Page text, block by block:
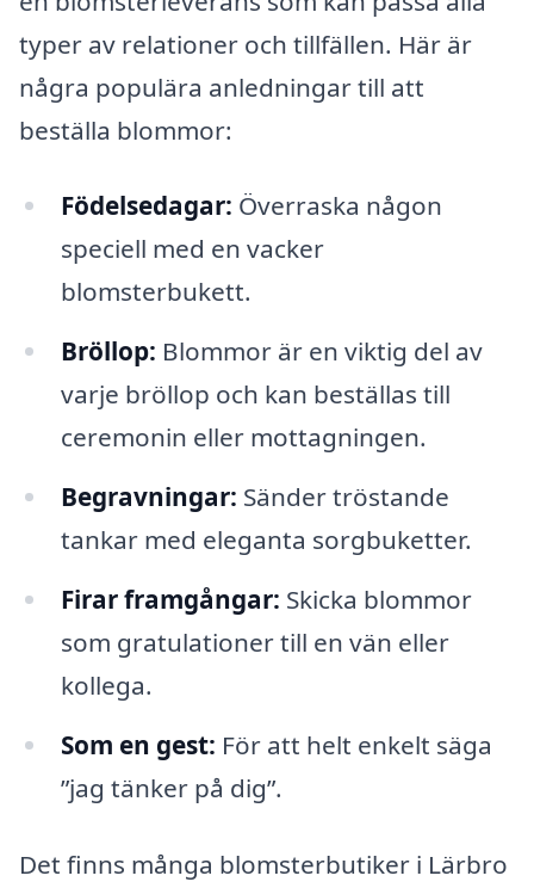
typer av relationer och tillfällen. Här är
några populära anledningar till att
beställa blommor:
Födelsedagar: Överraska någon
speciell med en vacker
blomsterbukett.
Bröllop: Blommor är en viktig del av
varje bröllop och kan beställas till
ceremonin eller mottagningen.
Begravningar: Sänder tröstande
tankar med eleganta sorgbuketter.
Firar framgångar: Skicka blommor
som gratulationer till en vän eller
kollega.
Som en gest: För att helt enkelt säga
”jag tänker på dig”.
Det finns många blomsterbutiker i Lärbro